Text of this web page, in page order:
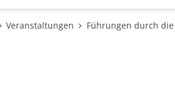
Veranstaltungen Führungen durch